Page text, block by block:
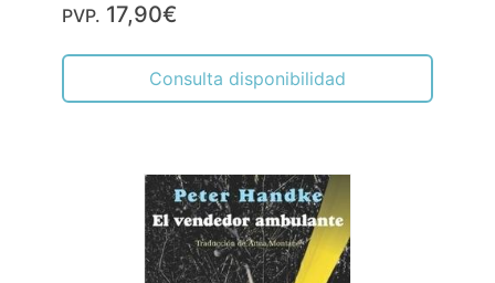
PVP. 17,90€
Consulta disponibilidad